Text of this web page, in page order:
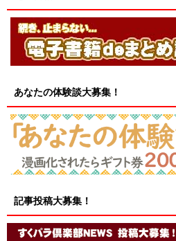
あなたの体験談大募集！
記事投稿大募集！